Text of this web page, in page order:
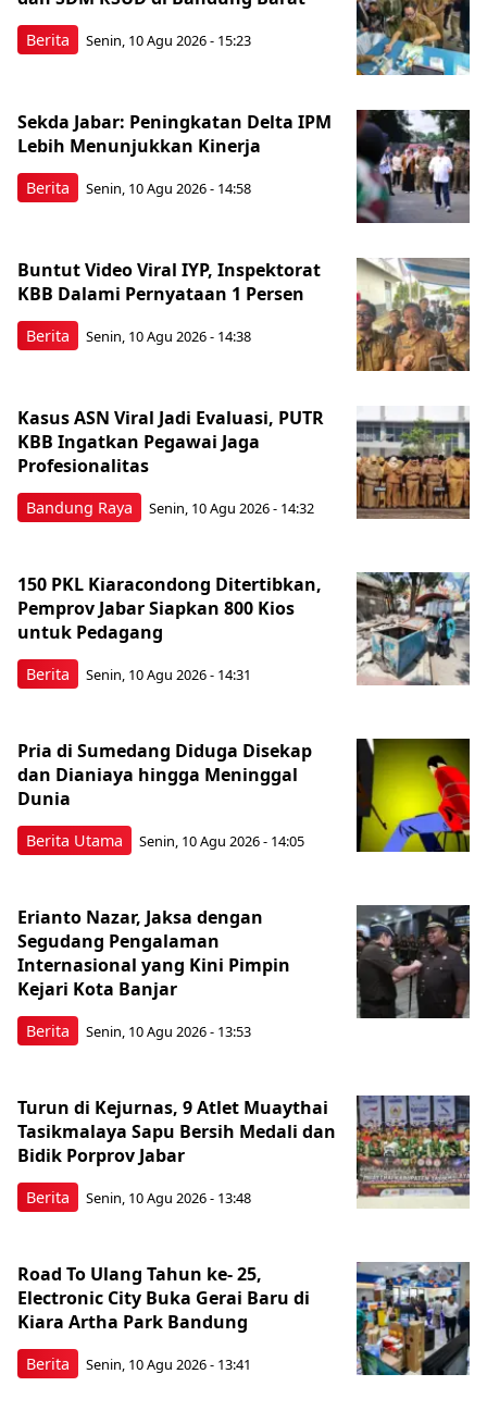
Berita Senin, 10 Agu 2026 - 15:23
Berita
Sekda Jabar: Peningkatan Delta IPM
Lebih Menunjukkan Kinerja
Senin, 10 Agu 2026 - 14:58
Berita
Buntut Video Viral IYP, Inspektorat
KBB Dalami Pernyataan 1 Persen
Senin, 10 Agu 2026 - 14:38
Bandung Raya
Kasus ASN Viral Jadi Evaluasi, PUTR
KBB Ingatkan Pegawai Jaga
Profesionalitas
Senin, 10 Agu 2026 - 14:32
Berita
150 PKL Kiaracondong Ditertibkan,
Pemprov Jabar Siapkan 800 Kios
untuk Pedagang
Senin, 10 Agu 2026 - 14:31
Berita Utama
Pria di Sumedang Diduga Disekap
dan Dianiaya hingga Meninggal
Dunia
Senin, 10 Agu 2026 - 14:05
Berita
Erianto Nazar, Jaksa dengan
Segudang Pengalaman
Internasional yang Kini Pimpin
Kejari Kota Banjar
Senin, 10 Agu 2026 - 13:53
Berita
Turun di Kejurnas, 9 Atlet Muaythai
Tasikmalaya Sapu Bersih Medali dan
Bidik Porprov Jabar
Senin, 10 Agu 2026 - 13:48
Berita
Road To Ulang Tahun ke- 25,
Electronic City Buka Gerai Baru di
Kiara Artha Park Bandung
Senin, 10 Agu 2026 - 13:41